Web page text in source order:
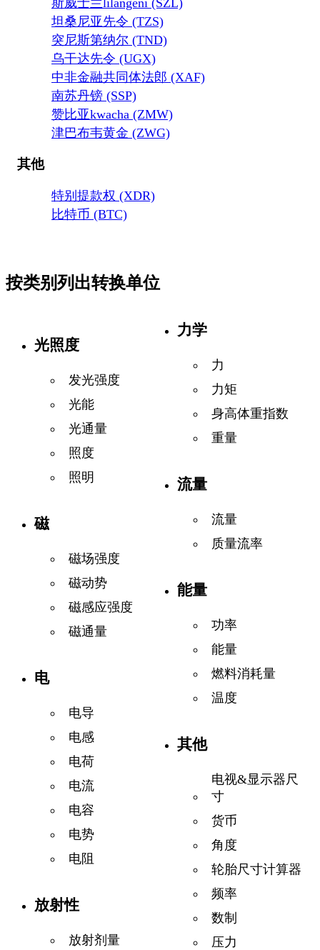
斯威士兰lilangeni (SZL)
坦桑尼亚先令 (TZS)
突尼斯第纳尔 (TND)
乌干达先令 (UGX)
中非金融共同体法郎 (XAF)
南苏丹镑 (SSP)
赞比亚kwacha (ZMW)
津巴布韦黄金 (ZWG)
其他
特别提款权 (XDR)
比特币 (BTC)
按类别列出转换单位
光照度
发光强度
光能
光通量
照度
照明
磁
磁场强度
磁动势
磁感应强度
磁通量
电
电导
电感
电荷
电流
电容
电势
电阻
放射性
放射剂量
力学
力
力矩
身高体重指数
重量
流量
流量
质量流率
能量
功率
能量
燃料消耗量
温度
其他
电视&显示器尺
寸
货币
角度
轮胎尺寸计算器
频率
数制
压力